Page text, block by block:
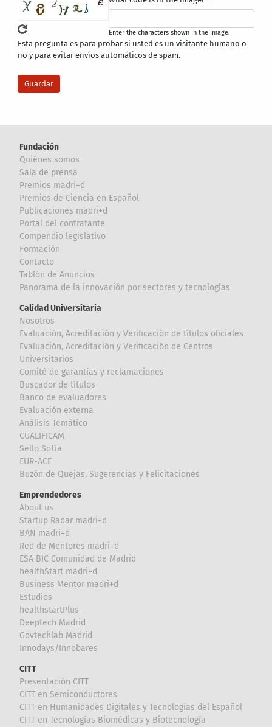
Enter the characters shown in the image.
Esta pregunta es para probar si usted es un visitante humano o
no y para evitar envíos automáticos de spam.
Fundación
Quiénes somos
Sala de prensa
Premios madri+d
Premios de Ciencia en Español
Publicaciones madri+d
Portal del contratante
Compendio legislativo
Formación
Contacto
Tablón de Anuncios
Panorama de la innovación por sectores y tecnologías
Calidad Universitaria
Nosotros
Evaluación, Acreditación y Verificación de títulos oficiales
Evaluación, Acreditación y Verificación de Centros
Universitarios
Comité de garantías y reclamaciones
Buscador de títulos
Banco de evaluadores
Evaluación externa
Análisis Temático
CUALIFICAM
Sello Sofía
EUR-ACE
Buzón de Quejas, Sugerencias y Felicitaciones
Emprendedores
About us
Startup Radar madri+d
BAN madri+d
Red de Mentores madri+d
ESA BIC Comunidad de Madrid
healthStart madri+d
Business Mentor madri+d
Estudios
healthstartPlus
Deeptech Madrid
Govtechlab Madrid
Innodays/Innobares
CITT
Presentación CITT
CITT en Semiconductores
CITT en Humanidades Digitales y Tecnologías del Español
CITT en Tecnologías Biomédicas y Biotecnología